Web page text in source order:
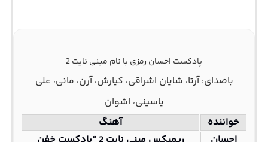
پادکست احسان رمزی با نام مینی نایت 2
باصدای: آرتا، شایان اشراقی، کیارش، آرن، مانی، علی
یاسینی، اشوان
خواننده
آهنگ